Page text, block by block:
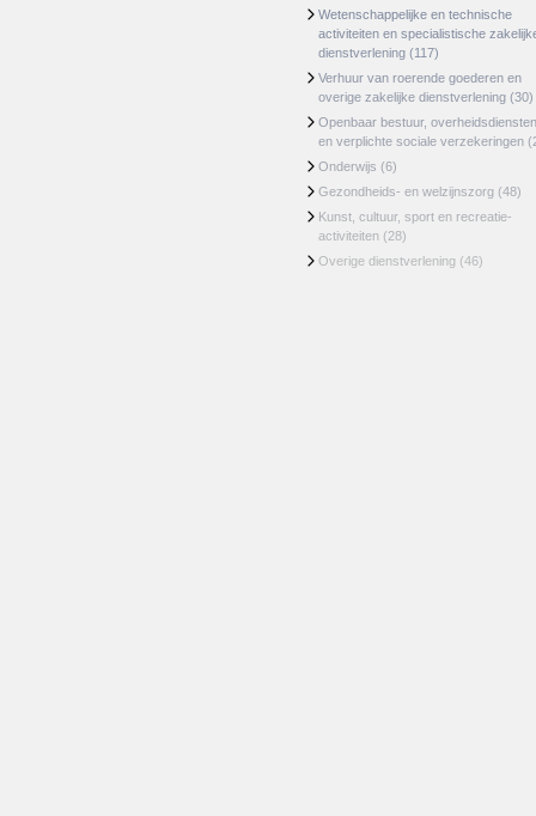
Wetenschappelijke en technische
activiteiten en specialistische
dienstverlening (117)
Verhuur van roerende goederen en
overige zakelijke dienstverlening (30)
Openbaar bestuur, overheidsdiensten
en verplichte sociale verzekeringen
Onderwijs (6)
Gezondheids- en welzijnszorg (48)
Kunst, cultuur, sport en recreatie-
activiteiten (28)
Overige dienstverlening (46)